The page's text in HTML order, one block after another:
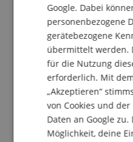
Das mei1000 funktioniert
Umgebung (Partyband
ohne Interferenzen und
Kombination mit wirklich
auch sehr angenehm.
Die Verarbeitung ist
mit jeder Menge Plastik
Sender ein Gehäuse aus
Knöpfe einen recht
Empfänger ist
Bedauerlicherweise ist
Google. Dabei
personenbezogene
gerätebezogene
übermittelt werden.
für die Nutzung
erforderlich. Mit
„Akzeptieren“
von Cookies und
Daten an Google
Möglichkeit, deine